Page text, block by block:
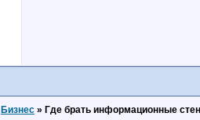
Бизнес » Где брать информационные